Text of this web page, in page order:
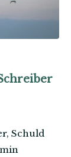
Schuld